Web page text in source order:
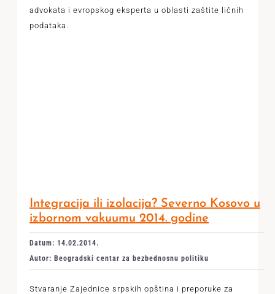
advokata i evropskog eksperta u oblasti zaštite ličnih
podataka.
Integracija ili izolacija? Severno Kosovo u
izbornom vakuumu 2014. godine
Datum: 14.02.2014.
Autor: Beogradski centar za bezbednosnu politiku
Stvaranje Zajednice srpskih opština i preporuke za